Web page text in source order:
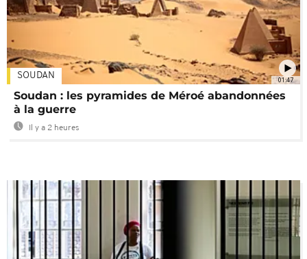
01:47
SOUDAN
Soudan : les pyramides de Méroé abandonnées
à la guerre
Il y a 2 heures